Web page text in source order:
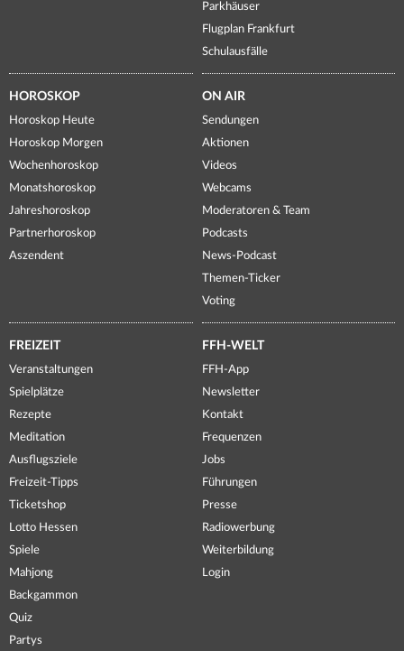
Parkhäuser
Flugplan Frankfurt
Schulausfälle
HOROSKOP
Horoskop Heute
Horoskop Morgen
Wochenhoroskop
Monatshoroskop
Jahreshoroskop
Partnerhoroskop
Aszendent
ON AIR
Sendungen
Aktionen
Videos
Webcams
Moderatoren & Team
Podcasts
News-Podcast
Themen-Ticker
Voting
FREIZEIT
Veranstaltungen
Spielplätze
Rezepte
Meditation
Ausflugsziele
Freizeit-Tipps
Ticketshop
Lotto Hessen
Spiele
Mahjong
Backgammon
Quiz
Partys
FFH-WELT
FFH-App
Newsletter
Kontakt
Frequenzen
Jobs
Führungen
Presse
Radiowerbung
Weiterbildung
Login